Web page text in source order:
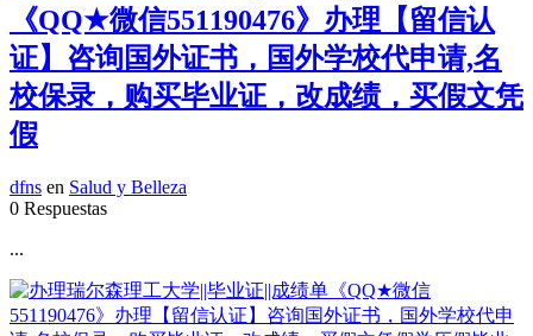
《QQ★微信551190476》办理【留信认
证】咨询国外证书，国外学校代申请,名
校保录，购买毕业证，改成绩，买假文凭
假
dfns en Salud y Belleza
0 Respuestas
...